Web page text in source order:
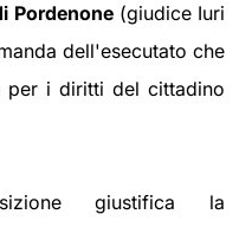
Pordenone (giudice Iuri
dell'esecutato che
per i diritti del cittadino
giustifica la